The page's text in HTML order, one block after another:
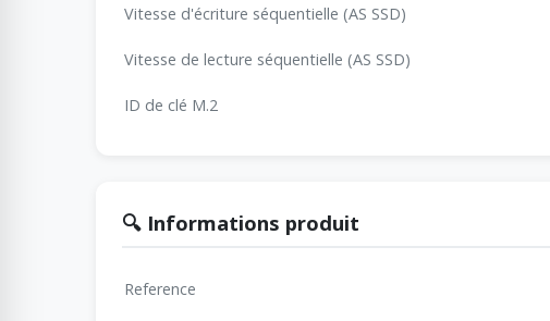
Vitesse d'écriture séquentielle (AS SSD)
Vitesse de lecture séquentielle (AS SSD)
ID de clé M.2
🔍 Informations produit
Reference